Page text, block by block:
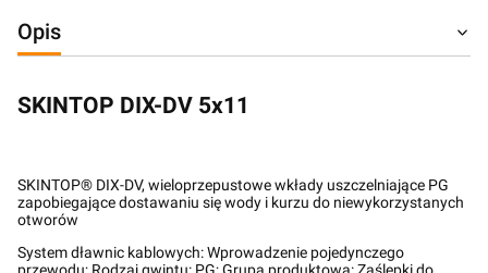
Opis
SKINTOP DIX-DV 5x11
SKINTOP® DIX-DV, wieloprzepustowe wkłady uszczelniające PG
zapobiegające dostawaniu się wody i kurzu do niewykorzystanych
otworów
System dławnic kablowych: Wprowadzenie pojedynczego
przewodu; Rodzaj gwintu: PG; Grupa produktowa: Zaślepki do